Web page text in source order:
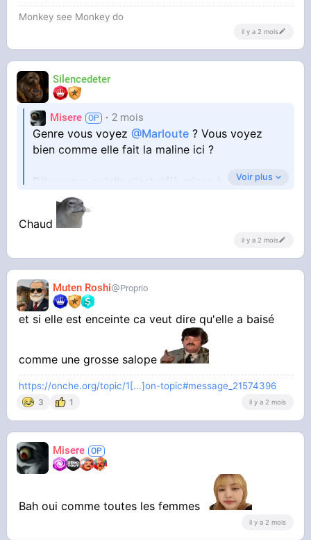
Monkey see Monkey do
il y a 2 mois
Silencedeter
Misere 2 mois
Genre vous voyez@Marloute ? Vous voyez
bien comme elle fait la maline ici ?
Dites vous qu'elle s'est déjà mises à 4 pattes
pour prendre un chibre et que dans ses mp ça
doit être le carnaval de rio des tétons chorizo
Voir plus
Chaud
il y a 2 mois
Muten Roshi Proprio
et si elle est enceinte ca veut dire qu'elle a baisé
comme une grosse salope
https://onche.org/topic/1[...]on-topic#message_21574396
3 1 il y a 2 mois
Misere
Bah oui comme toutes les femmes
il y a 2 mois